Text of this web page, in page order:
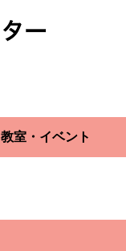
教室・イベント